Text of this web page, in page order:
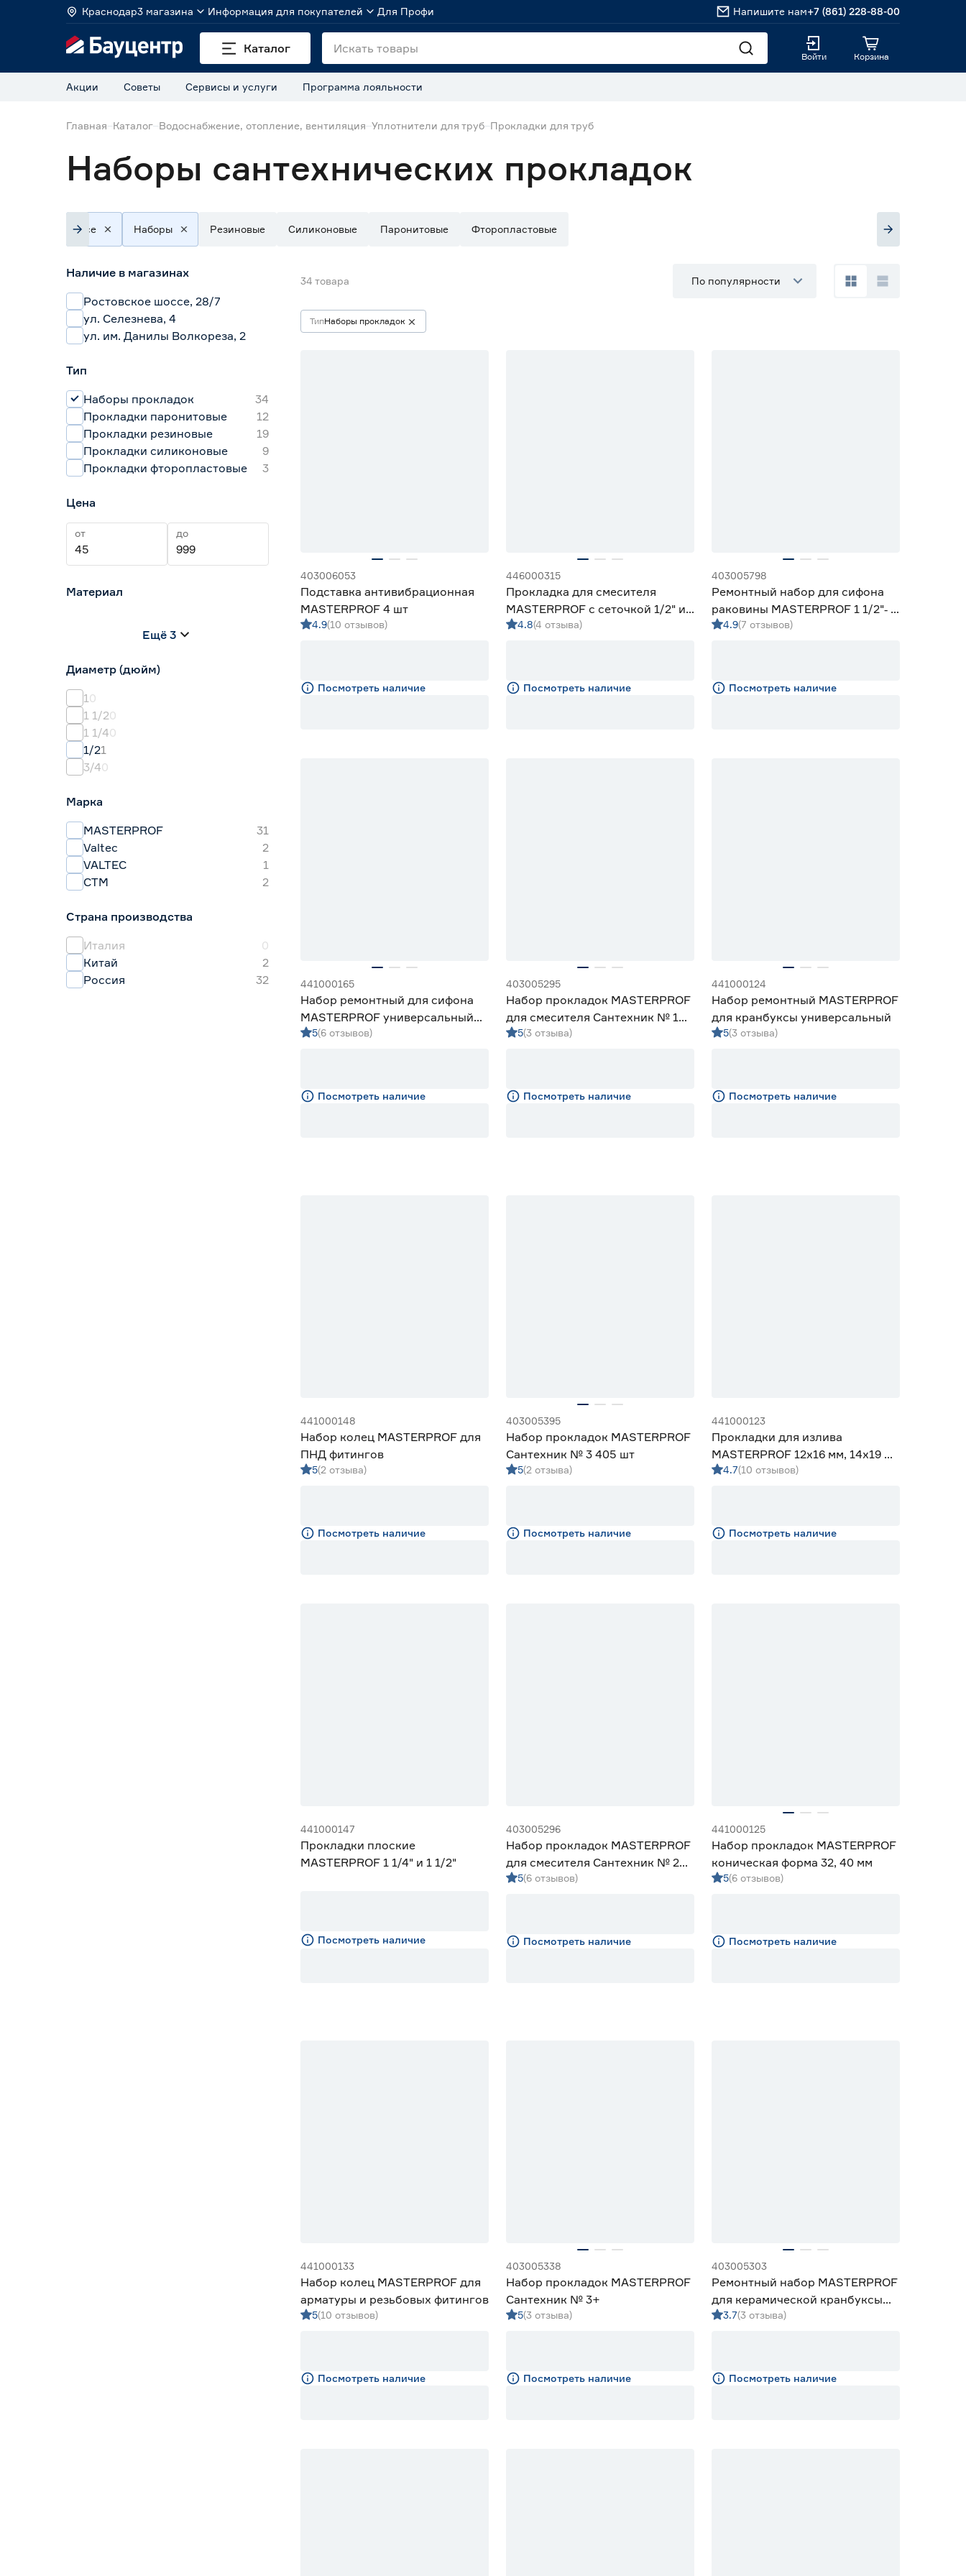
Краснодар3 магазина Информация для покупателей Для Профи Напишите нам+7 (861) 228-88-00
Каталог
Войти Корзина
Акции Советы Сервисы и услуги Программа лояльности
Главная Каталог Водоснабжение, отопление, вентиляция Уплотнители для труб Прокладки для труб
Наборы сантехнических прокладок
Все Наборы Резиновые Силиконовые Паронитовые Фторопластовые
Наличие в магазинах
Ростовское шоссе, 28/7
ул. Селезнева, 4
ул. им. Данилы Волкореза, 2
Тип
Наборы прокладок
34
Прокладки паронитовые
12
Прокладки резиновые
19
Прокладки силиконовые
9
Прокладки фторопластовые
3
Цена
от до
Материал
Резина
Ещё 3
Диаметр (дюйм)
10
1 1/20
1 1/40
1/21
3/40
Марка
MASTERPROF
31
Valtec
2
VALTEC
1
СТМ
2
Страна производства
Италия
0
Китай
2
Россия
32
34 товара По популярности
ТипНаборы прокладок
403006053
Подставка антивибрационная
MASTERPROF 4 шт
4.9(10 отзывов)
Посмотреть наличие
446000315
Прокладка для смесителя
MASTERPROF с сеточкой 1/2" и
3/4" 2+2 шт
4.8(4 отзыва)
Посмотреть наличие
403005798
Ремонтный набор для сифона
раковины MASTERPROF 1 1/2"‑ 1
1/4"
4.9(7 отзывов)
Посмотреть наличие
441000165
Набор ремонтный для сифона
MASTERPROF универсальный
№1
5(6 отзывов)
Посмотреть наличие
403005295
Набор прокладок MASTERPROF
для смесителя Сантехник № 1
резина
5(3 отзыва)
Посмотреть наличие
441000124
Набор ремонтный MASTERPROF
для кранбуксы универсальный
5(3 отзыва)
Посмотреть наличие
441000148
Набор колец MASTERPROF для
ПНД фитингов
5(2 отзыва)
Посмотреть наличие
403005395
Набор прокладок MASTERPROF
Сантехник № 3 405 шт
5(2 отзыва)
Посмотреть наличие
441000123
Прокладки для излива
MASTERPROF 12х16 мм, 14х19 мм
набор 4 шт
4.7(10 отзывов)
Посмотреть наличие
441000147
Прокладки плоские
MASTERPROF 1 1/4" и 1 1/2"
Посмотреть наличие
403005296
Набор прокладок MASTERPROF
для смесителя Сантехник № 2
прозрачные
5(6 отзывов)
Посмотреть наличие
441000125
Набор прокладок MASTERPROF
коническая форма 32, 40 мм
5(6 отзывов)
Посмотреть наличие
441000133
Набор колец MASTERPROF для
арматуры и резьбовых фитингов
5(10 отзывов)
Посмотреть наличие
403005338
Набор прокладок MASTERPROF
Сантехник № 3+
5(3 отзыва)
Посмотреть наличие
403005303
Ремонтный набор MASTERPROF
для керамической кранбуксы
1/2" для импортного смесителя
3.7(3 отзыва)
Посмотреть наличие